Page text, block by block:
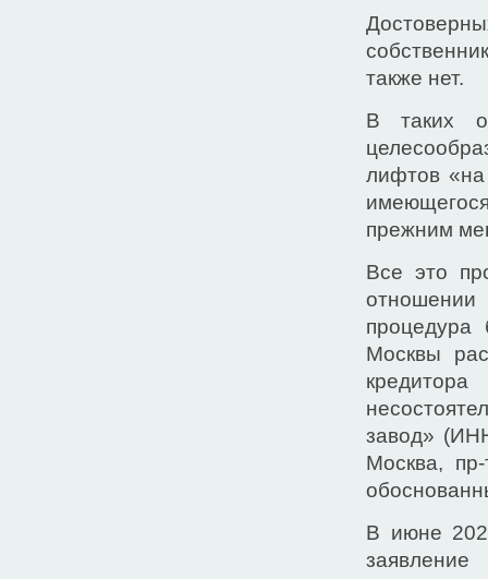
также нет.
В таких
лифтов «на
прежним
Все это
отношении
процедура
Москвы
завод»
Москва,
В июне